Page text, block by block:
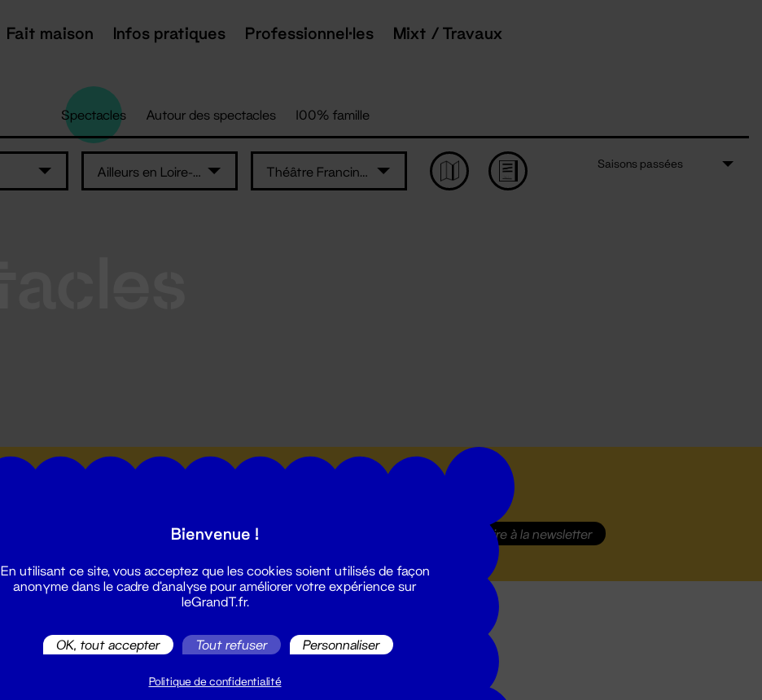
Fait maison Infos pratiques Professionnel·les Mixt / Travaux
Spectacles Autour des spectacles 100% famille
Ailleurs en Loire-Atlantique Théâtre Francine Vasse
Saisons passées
S'inscrire à la newsletter
02 51 88 25 25
billetterie@leGrandT.fr
Du lundi au vendredi 14h → 18h
Bienvenue !
En utilisant ce site, vous acceptez que les cookies soient utilisés de façon
anonyme dans le cadre d'analyse pour améliorer votre expérience sur
leGrandT.fr.
OK, tout accepter Tout refuser Personnaliser
Politique de confidentialité